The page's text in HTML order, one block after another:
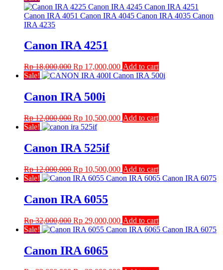
was:
Rp 18,000,000.
is:
Rp 17,000,000.
Canon IRA 4251
Rp18,000,000 Original
price
Rp 18,000,000.
Rp 17,000,000Current
price
Add to cart
Sale!
Canon IRA 500i
Rp12,000,000 Original
price
Rp 12,000,000.
Rp 10,500,000Current
Add to cart
Sale!
Canon IRA 525if
Rp12,000,000 Original
price
Rp 12,000,000.
Rp 10,500,000Current
price
Add to cart
Sale!
Canon IRA 6055
Rp32,000,000 Original
price
Rp 32,000,000.
Rp 29,000,000Current
price
Add to cart
Sale!
Canon IRA 6065